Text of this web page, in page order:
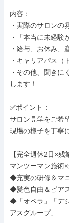
内容：
・実際のサロンの
・「本当に未経験
・給与、お休み、
・キャリアパス（
・その他、聞きに
します！
✅ポイント：
サロン見学をご希
現場の様子を丁寧
【完全週休2日×残
マンツーマン施術
◆充実の研修＆マ
◆髪色自由＆ピア
◆「オペラ」「デ
アスグループ」